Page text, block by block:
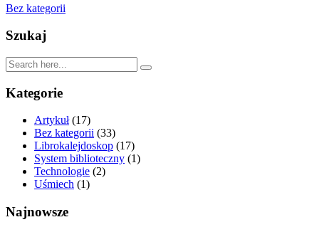
Bez kategorii
Szukaj
Kategorie
Artykuł(17)
Bez kategorii (33)
Librokalejdoskop (17)
System biblioteczny (1)
Technologie (2)
Uśmiech (1)
Najnowsze